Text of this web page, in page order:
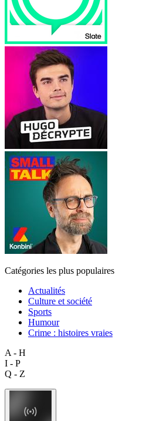
Catégories les plus populaires
Actualités
Culture et société
Sports
Humour
Crime : histoires vraies
A - H
I - P
Q - Z